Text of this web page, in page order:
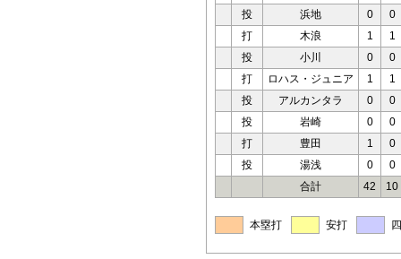
投
浜地 0
0
打
木浪 1
1
投
小川 0
0
打
ロハス・ジュニア 1
1
投
アルカンタラ 0
0
投
岩崎 0
0
打
豊田 1
0
投
湯浅 0
0
合計
42 10
本塁打 安打